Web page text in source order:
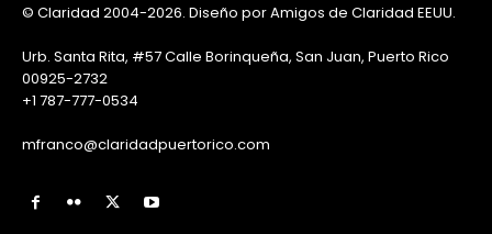
© Claridad 2004-2026. Diseño por Amigos de Claridad EEUU.
Urb. Santa Rita, #57 Calle Borinqueña, San Juan, Puerto Rico
00925-2732
+1 787-777-0534
mfranco@claridadpuertorico.com